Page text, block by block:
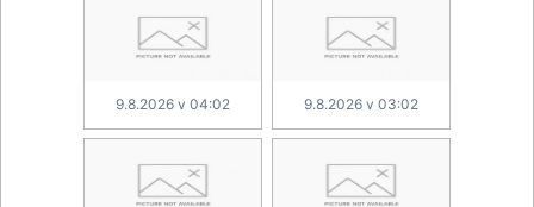
9.8.2026 v 04:02 9.8.2026 v 03:02